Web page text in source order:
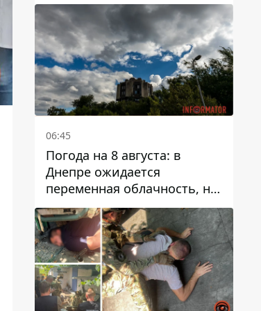
области
06:45
Погода на 8 августа: в
Днепре ожидается
переменная облачность, но
может пойти дождь